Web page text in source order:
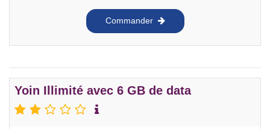
Commander
Yoin Illimité avec 6 GB de data